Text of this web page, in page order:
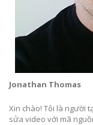
Jonathan Thomas
Xin chào! Tôi là người
sửa video với mã